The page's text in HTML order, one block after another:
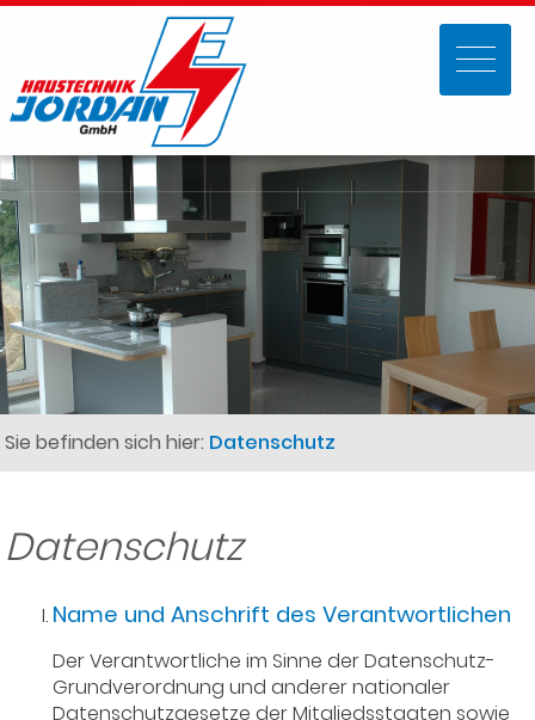
Sie befinden sich hier: Datenschutz
Datenschutz
Name und Anschrift des Verantwortlichen
Der Verantwortliche im Sinne der Datenschutz-
Grundverordnung und anderer nationaler
Datenschutzgesetze der Mitgliedsstaaten sowie